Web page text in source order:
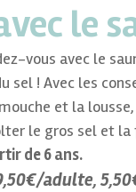
le
vous avec le
! Avec les
et la
le gros sel et la
de 6 ans.
adulte,